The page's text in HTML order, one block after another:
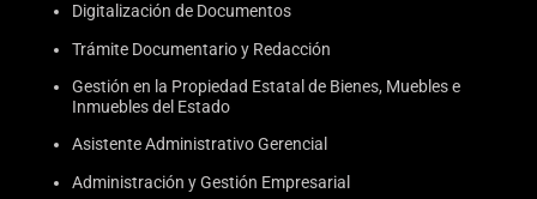
Digitalización de Documentos
Trámite Documentario y Redacción
Gestión en la Propiedad Estatal de Bienes, Muebles e
Inmuebles del Estado
Asistente Administrativo Gerencial
Administración y Gestión Empresarial